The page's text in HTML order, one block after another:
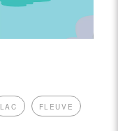
LAC FLEUVE